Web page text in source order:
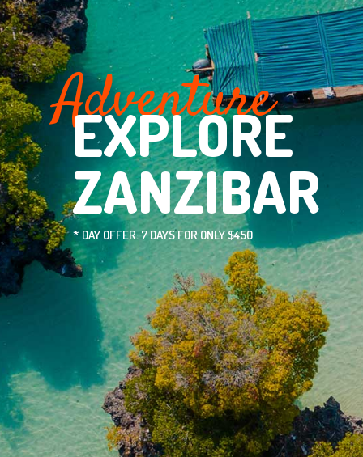
Adventure
EXPLORE
ZANZIBAR
* DAY OFFER: 7 DAYS FOR ONLY $450